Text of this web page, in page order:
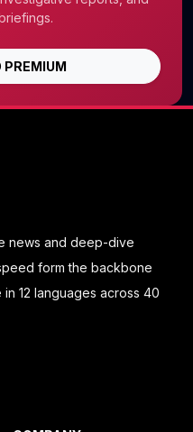
PREMIUM
news and deep-dive
form the backbone
12 languages across 40